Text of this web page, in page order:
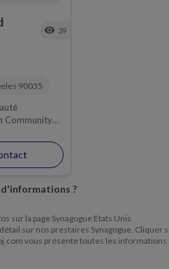
visibility 39
90035
Community
aux traditions
d'informations ?
sur la page Synagogue Etats Unis
sur nos prestaires Synagogue.
vous présente toutes les informations